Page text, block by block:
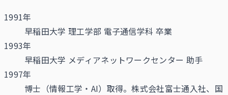
1991年
早稲田大学 理工学部 電子通信学科 卒業
1993年
早稲田大学 メディアネットワークセンター 助手
1997年
博士（情報工学・AI）取得。株式会社富士通入社、国